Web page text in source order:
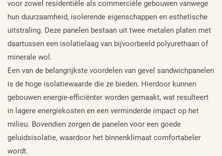
voor zowel residentiële als commerciële gebouwen vanwege
hun duurzaamheid, isolerende eigenschappen en esthetische
uitstraling. Deze panelen bestaan uit twee metalen platen met
daartussen een isolatielaag van bijvoorbeeld polyurethaan of
minerale wol.
Een van de belangrijkste voordelen van gevel sandwichpanelen
is de hoge isolatiewaarde die ze bieden. Hierdoor kunnen
gebouwen energie-efficiënter worden gemaakt, wat resulteert
in lagere energiekosten en een verminderde impact op het
milieu. Bovendien zorgen de panelen voor een goede
geluidsisolatie, waardoor het binnenklimaat comfortabeler
wordt.